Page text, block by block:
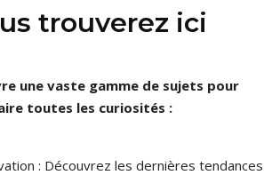
trouverez ici
une vaste gamme de sujets pour
toutes les curiosités :
: Découvrez les dernières tendances